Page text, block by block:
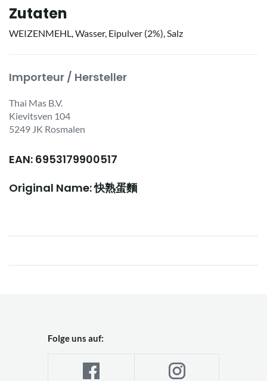
Zutaten
WEIZENMEHL, Wasser, Eipulver (2%), Salz
Importeur / Hersteller
Thai Mas B.V.
Kievitsven 104
5249 JK Rosmalen
EAN: 6953179900517
Original Name: 快熟蛋麵
Folge uns auf: